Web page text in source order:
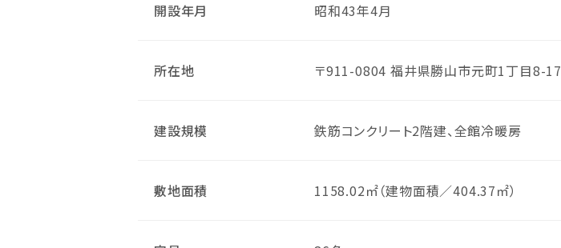
開設年月 昭和43年4月
所在地 〒911-0804 福井県勝山市元町1丁目8-17
建設規模 鉄筋コンクリート2階建、全館冷暖房
敷地面積 1158.02㎡（建物面積／404.37㎡）